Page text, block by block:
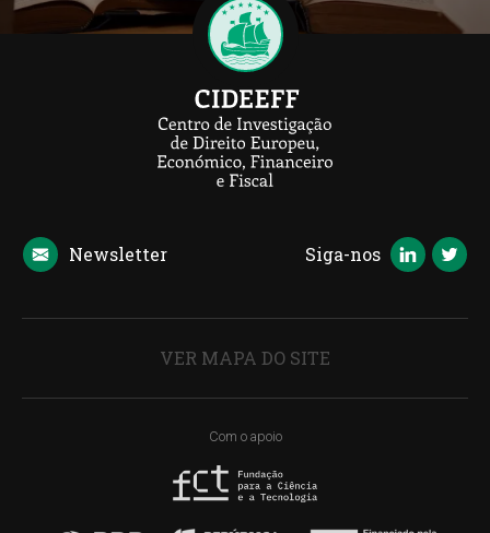
Newsletter Siga-nos
VER MAPA DO SITE
Com o apoio